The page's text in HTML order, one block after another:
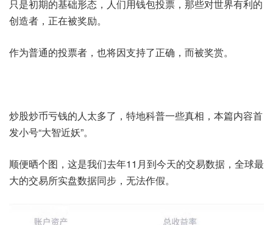
只是初期的基础形态，人们用钱包投票，那些对世界有利的
创造者，正在被奖励。
作为普通的投票者，也将因支持了正确，而被奖赏。
炒股炒币亏钱的人太多了，特地科普一些真相，本篇内容首
发小号“大智近妖”。
顺便晒个图，这是我们去年11月到今天的交易数据，全球最
大的交易所实盘数据同步，无法作假。